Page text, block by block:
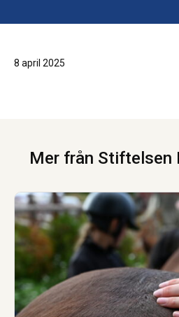
8 april 2025
Mer från Stiftelsen